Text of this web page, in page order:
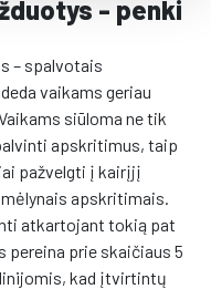
- penki
– spalvotais
vaikams geriau
siūloma ne tik
apskritimus, taip
pažvelgti į kairįjį
apskritimais.
atkartojant tokią pat
pereina prie skaičiaus 5
kad įtvirtintų